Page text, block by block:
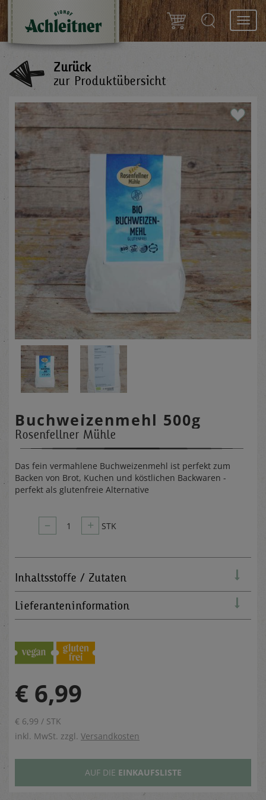
Zurück
zur Produktübersicht
Buchweizenmehl 500g
Rosenfellner Mühle
Das fein vermahlene Buchweizenmehl ist perfekt zum
Backen von Brot, Kuchen und köstlichen Backwaren -
perfekt als glutenfreie Alternative
– 1 + STK
Inhaltsstoffe / Zutaten
Lieferanteninformation
€ 6,99
€ 6,99 / STK
inkl. MwSt. zzgl. Versandkosten
AUF DIE EINKAUFSLISTE